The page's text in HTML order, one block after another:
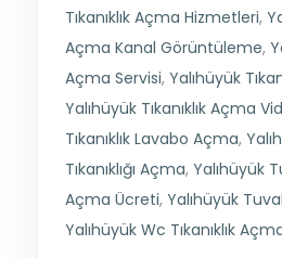
Tıkanıklık Açma Hizmetleri,
Açma Kanal Görüntüleme,
Açma Servisi, Yalıhüyük
Yalıhüyük Tıkanıklık Açma
Tıkanıklık Lavabo Açma,
Tıkanıklığı Açma, Yalıhüyük
Açma Ücreti, Yalıhüyük
Yalıhüyük Wc Tıkanıklık